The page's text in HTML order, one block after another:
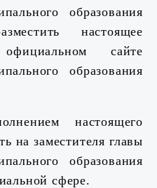
образования
настоящее
сайте
образования
настоящего
на заместителя главы
образования
сфере.